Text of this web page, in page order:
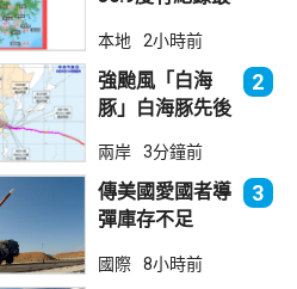
度境內最高
本地 2小時前
強颱風「白海
豚」白海豚先後
正移入內陸並減
弱
2
兩岸 3分鐘前
傳美國愛國者導
彈庫存不足
長促加快生產武
3
國際 8小時前